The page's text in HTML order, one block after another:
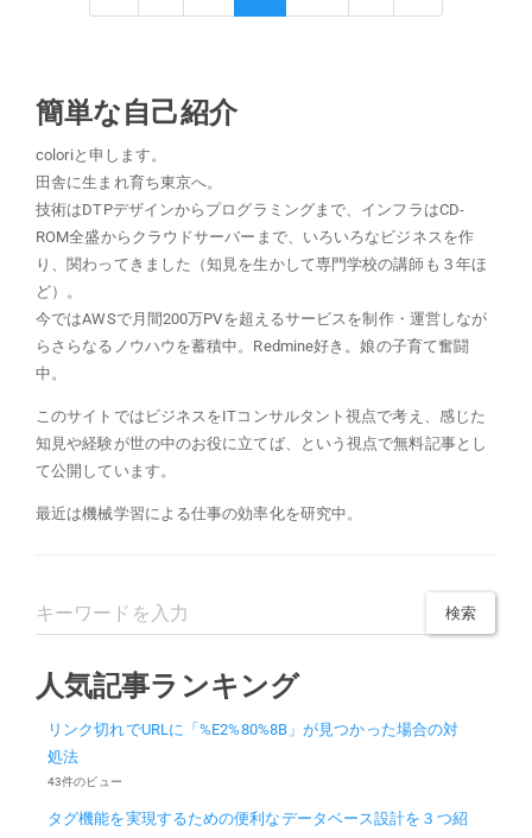
簡単な自己紹介
coloriと申します。
田舎に生まれ育ち東京へ。
技術はDTPデザインからプログラミングまで、インフラはCD-
ROM全盛からクラウドサーバーまで、いろいろなビジネスを作
り、関わってきました（知見を生かして専門学校の講師も３年ほ
ど）。
今ではAWSで月間200万PVを超えるサービスを制作・運営しなが
らさらなるノウハウを蓄積中。Redmine好き。娘の子育て奮闘
中。
このサイトではビジネスをITコンサルタント視点で考え、感じた
知見や経験が世の中のお役に立てば、という視点で無料記事とし
て公開しています。
最近は機械学習による仕事の効率化を研究中。
人気記事ランキング
リンク切れでURLに「%E2%80%8B」が見つかった場合の対
処法
43件のビュー
タグ機能を実現するための便利なデータベース設計を３つ紹